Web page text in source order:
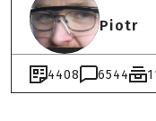
Piotr
4408 6544